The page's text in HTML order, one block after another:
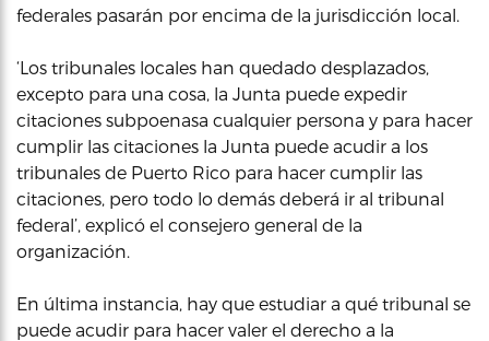
federales pasarán por encima de la jurisdicción local.
‘Los tribunales locales han quedado desplazados,
excepto para una cosa, la Junta puede expedir
citaciones subpoenasa cualquier persona y para hacer
cumplir las citaciones la Junta puede acudir a los
tribunales de Puerto Rico para hacer cumplir las
citaciones, pero todo lo demás deberá ir al tribunal
federal’, explicó el consejero general de la
organización.
En última instancia, hay que estudiar a qué tribunal se
puede acudir para hacer valer el derecho a la